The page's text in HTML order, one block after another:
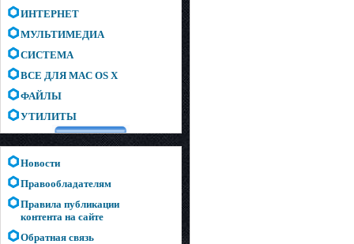
ИНТЕРНЕТ
МУЛЬТИМЕДИА
СИСТЕМА
ВСЕ ДЛЯ MAC OS X
ФАЙЛЫ
УТИЛИТЫ
Новости
Правообладателям
Правила публикации
контента на сайте
Обратная связь